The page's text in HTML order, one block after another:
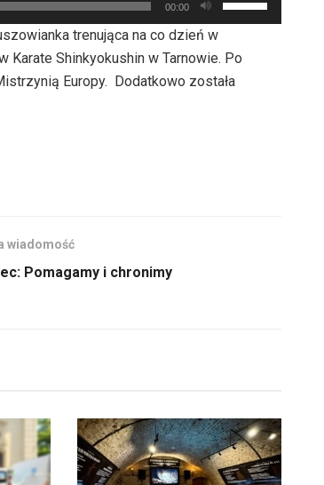
do
aby
zwiększyć
00:00
strzałek
góry
oraz
trenująca na co dzień w
Shinkyokushin w Tarnowie. Po
Europy. Dodatkowo została
wiadomość
Pomagamy i chronimy